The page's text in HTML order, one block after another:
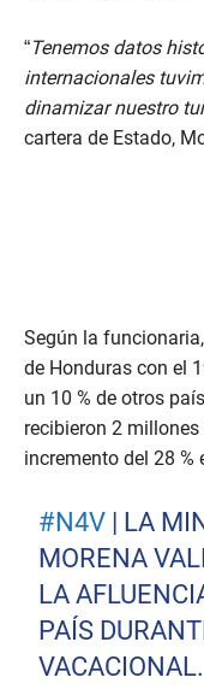
“Tenemos datos
internacionales
dinamizar nuestro
cartera de Estado,
Según la
de Honduras con el
un 10 % de otros
recibieron 2
incremento del 28 %
#N4V | LA
MORENA
LA
PAÍS
VACACIONAL.